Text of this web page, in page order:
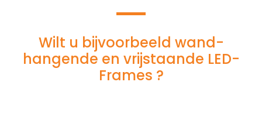
Wilt u bijvoorbeeld wand-
hangende en vrijstaande LED-
Frames ?